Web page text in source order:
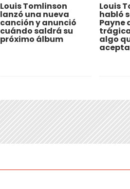
Louis Tomlinson
lanzó una nueva
canción y anunció
cuándo saldrá su
próximo álbum
Louis
habló
Payne
algo